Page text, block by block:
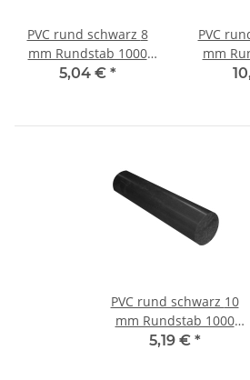
PVC rund schwarz 8
mm Rundstab 1000
mm ± 5mm
5,04 € *
PVC
mm
PVC rund schwarz 10
mm Rundstab 1000
mm ± 5mm
5,19 € *